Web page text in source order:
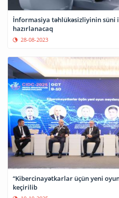
İnformasiya təhlükəsizliyinin süni
hazırlanacaq
28-08-2023
“Kibercinayətkarlar üçün yeni oyun
keçirilib